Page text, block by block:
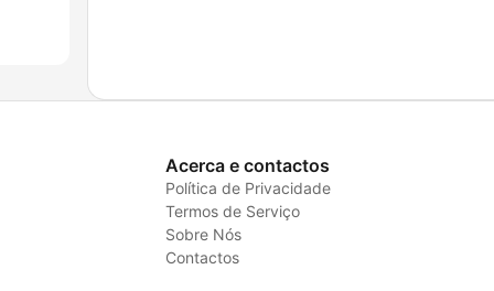
Acerca e contactos
Política de Privacidade
Termos de Serviço
Sobre Nós
Contactos